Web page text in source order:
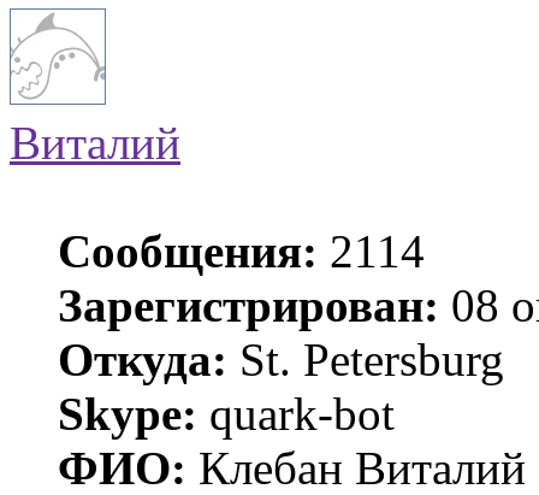
Виталий
Сообщения: 2114
Зарегистрирован: 08
Откуда: St. Petersburg
Skype: quark-bot
ФИО: Клебан Виталий